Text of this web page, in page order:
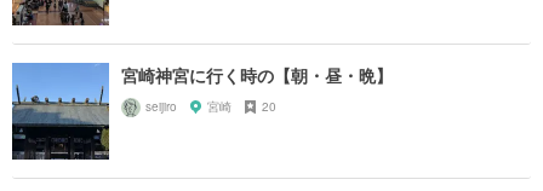
宮崎神宮に行く時の【朝・昼・晩】
seijiro 宮崎 20